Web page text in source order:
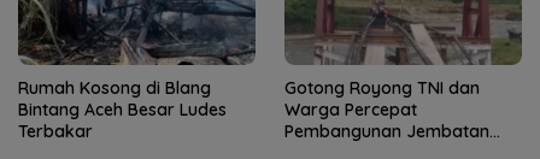
Rumah Kosong di Blang
Bintang Aceh Besar Ludes
Terbakar
Gotong Royong TNI dan
Warga Percepat
Pembangunan Jembatan